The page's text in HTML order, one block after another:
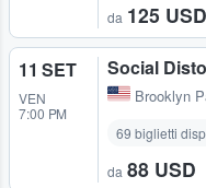
da 125 USD
11 SET
VEN
7:00 PM
Social
Brooklyn
69 biglietti
da 88 USD